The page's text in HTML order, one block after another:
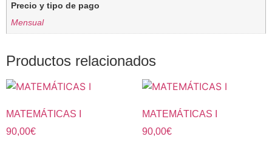
Precio y tipo de pago
Mensual
Productos relacionados
MATEMÁTICAS I
90,00€
MATEMÁTICAS I
90,00€